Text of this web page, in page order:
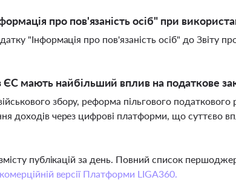
про пов'язаність осіб" при
"Інформація про пов'язаність осіб" до Звіту
мають найбільший вплив на податкове
збору, реформа пільгового податкового
доходів через цифрові платформи, що суттєво
публікацій за день. Повний список
комерційній версії Платформи LIGA360.